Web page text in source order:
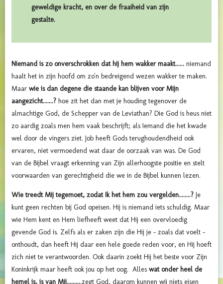
geweldige kracht, en over de fraaiheid van zijn
gestalte.
Niemand is zo onverschrokken dat hij hem wakker maakt...... niemand
haalt het in zijn hoofd om zo'n bedreigend wezen wakker te maken.
Maar wie is dan degene die staande kan blijven voor Mijn
aangezicht.......? hoe zit het dan met je houding tegenover de
almachtige God, de Schepper van de Leviathan? Die God is heus niet
zo aardig zoals men hem vaak beschrijft; als Iemand die het kwade
wel door de vingers ziet. Job heeft Gods terughoudendheid ook
ervaren, niet vermoedend wat daar de oorzaak van was. De God
van de Bijbel vraagt erkenning van Zijn allerhoogste positie en stelt
voorwaarden van gerechtigheid die we in de Bijbel kunnen lezen.
Wie treedt Mij tegemoet, zodat Ik het hem zou vergelden........? Je
kunt geen rechten bij God opeisen. Hij is niemand iets schuldig. Maar
wie Hem kent en Hem liefheeft weet dat Hij een overvloedig
gevende God is. Zelfs als er zaken zijn die Hij je - zoals dat voelt -
onthoudt, dan heeft Hij daar een hele goede reden voor, en Hij hoeft
zich niet te verantwoorden. Ook daarin zoekt Hij het beste voor Zijn
Koninkrijk maar heeft ook jou op het oog. Alles wat onder heel de
hemel is, is van Mij..........zegt God, daarom kunnen wij niets eisen